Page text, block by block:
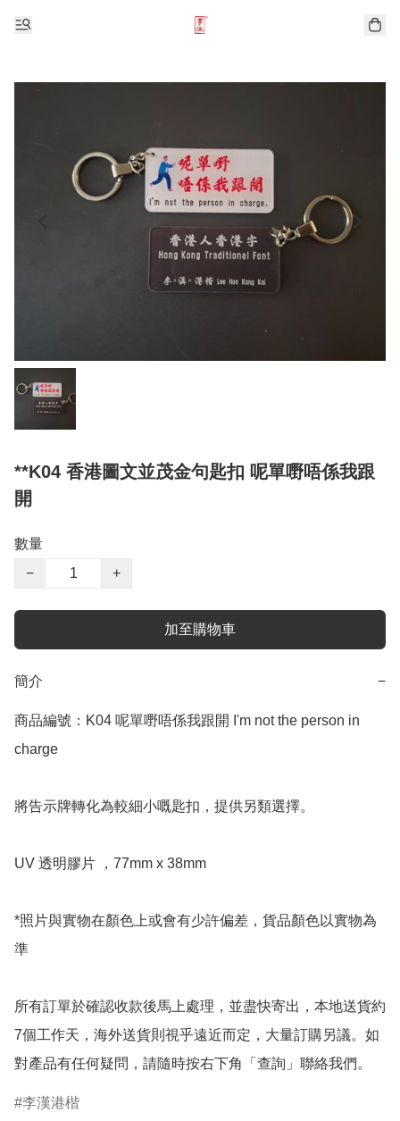
**K04 香港圖文並茂金句匙扣 呢單嘢唔係我跟
開
數量
−
+
加至購物車
簡介 −
商品編號：K04 呢單嘢唔係我跟開 I'm not the person in
charge
將告示牌轉化為較細小嘅匙扣，提供另類選擇。
UV 透明膠片 ，77mm x 38mm
*照片與實物在顏色上或會有少許偏差，貨品顏色以實物為
準
所有訂單於確認收款後馬上處理，並盡快寄出，本地送貨約
7個工作天，海外送貨則視乎遠近而定，大量訂購另議。如
對產品有任何疑問，請隨時按右下角「查詢」聯絡我們。
李漢港楷